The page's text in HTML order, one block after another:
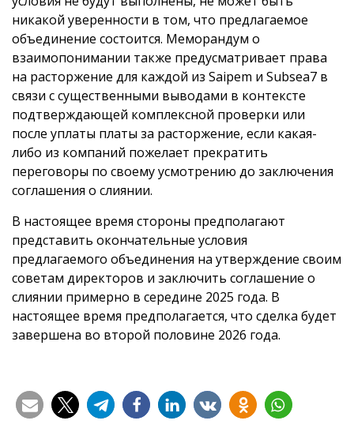
никакой уверенности в том, что предлагаемое
объединение состоится. Меморандум о
взаимопонимании также предусматривает права
на расторжение для каждой из Saipem и Subsea7 в
связи с существенными выводами в контексте
подтверждающей комплексной проверки или
после уплаты платы за расторжение, если какая-
либо из компаний пожелает прекратить
переговоры по своему усмотрению до заключения
соглашения о слиянии.
В настоящее время стороны предполагают
представить окончательные условия
предлагаемого объединения на утверждение своим
советам директоров и заключить соглашение о
слиянии примерно в середине 2025 года. В
настоящее время предполагается, что сделка будет
завершена во второй половине 2026 года.